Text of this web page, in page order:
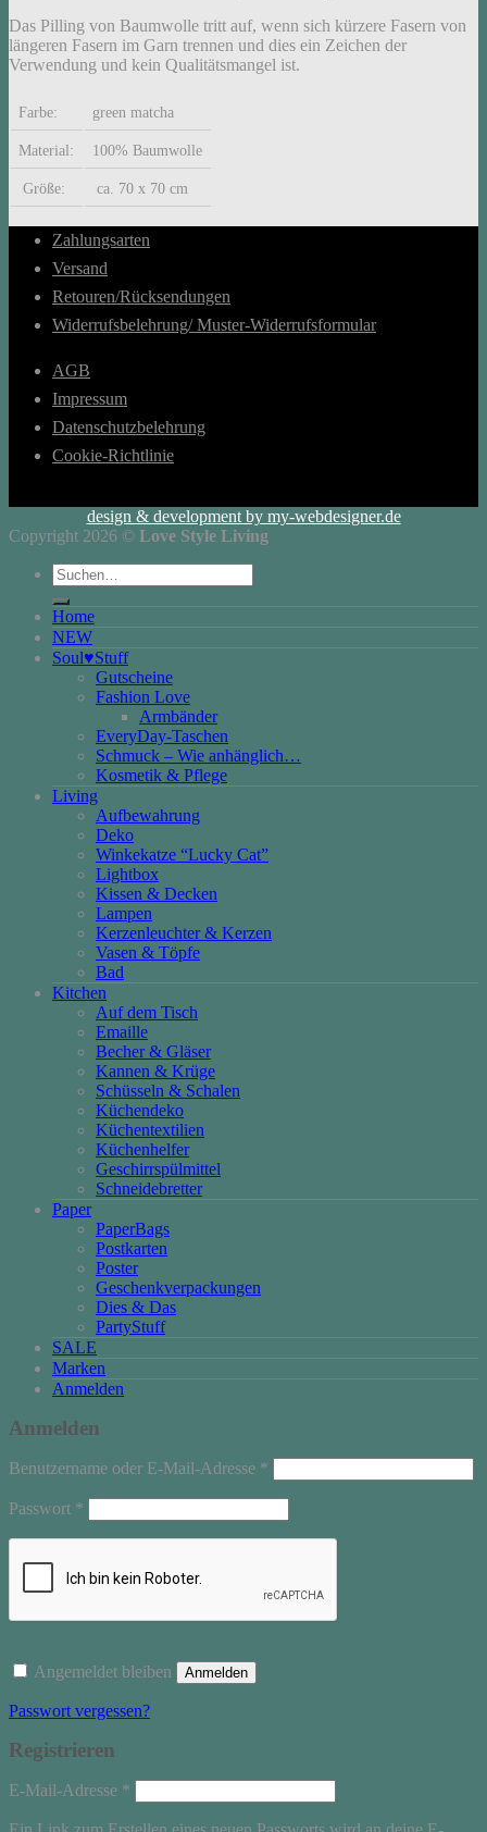
Das Pilling von Baumwolle tritt auf, wenn sich kürzere Fasern von
längeren Fasern im Garn trennen und dies ein Zeichen der
Verwendung und kein Qualitätsmangel ist.
Farbe: green matcha
Material: 100% Baumwolle
Größe: ca. 70 x 70 cm
Zahlungsarten
Versand
Retouren/Rücksendungen
Widerrufsbelehrung/ Muster-Widerrufsformular
AGB
Impressum
Datenschutzbelehrung
Cookie-Richtlinie
design & development by my-webdesigner.de
Copyright 2026 © Love Style Living
Suchen
nach:
Home
NEW
Soul♥Stuff
Gutscheine
Fashion Love
Armbänder
EveryDay-Taschen
Schmuck – Wie anhänglich…
Kosmetik & Pflege
Living
Aufbewahrung
Deko
Winkekatze “Lucky Cat”
Lightbox
Kissen & Decken
Lampen
Kerzenleuchter & Kerzen
Vasen & Töpfe
Bad
Kitchen
Auf dem Tisch
Emaille
Becher & Gläser
Kannen & Krüge
Schüsseln & Schalen
Küchendeko
Küchentextilien
Küchenhelfer
Geschirrspülmittel
Schneidebretter
Paper
PaperBags
Postkarten
Poster
Geschenkverpackungen
Dies & Das
PartyStuff
SALE
Marken
Anmelden
Anmelden
Benutzername oder E-Mail-Adresse *
Passwort *
Angemeldet bleiben Anmelden
Passwort vergessen?
Registrieren
E-Mail-Adresse *